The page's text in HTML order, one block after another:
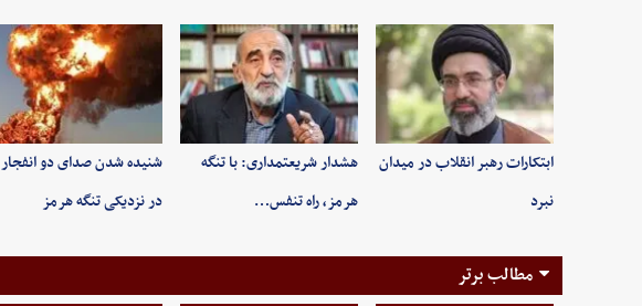
ابتکارات رهبر انقلاب در میدان
نبرد
هشدار شریعتمداری: با تنگه
هرمز، راه تنفس…
شنیده شدن صدای دو انفجار
در نزدیکی تنگه هرمز
مطالب برتر